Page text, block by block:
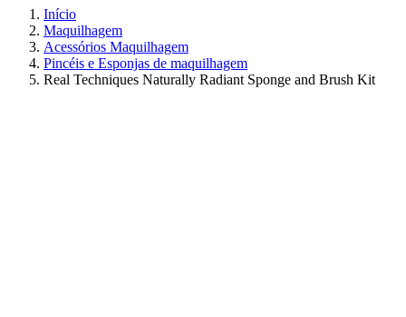
Início
Maquilhagem
Acessórios Maquilhagem
Pincéis e Esponjas de maquilhagem
Real Techniques Naturally Radiant Sponge and Brush Kit